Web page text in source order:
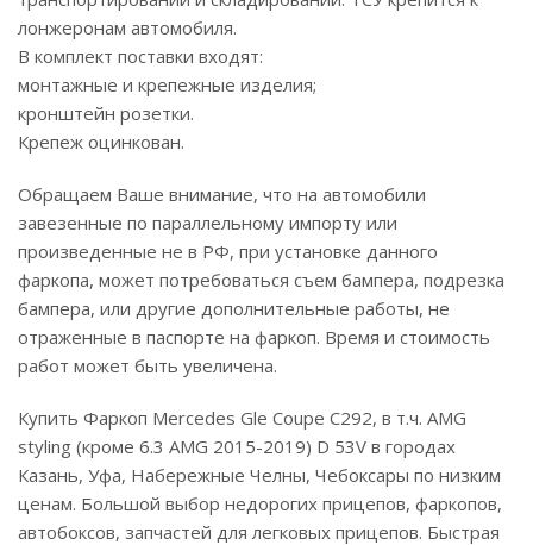
лонжеронам автомобиля.
В комплект поставки входят:
монтажные и крепежные изделия;
кронштейн розетки.
Крепеж оцинкован.
Обращаем Ваше внимание, что на автомобили
завезенные по параллельному импорту или
произведенные не в РФ, при установке данного
фаркопа, может потребоваться съем бампера, подрезка
бампера, или другие дополнительные работы, не
отраженные в паспорте на фаркоп. Время и стоимость
работ может быть увеличена.
Купить Фаркоп Mercedes Gle Coupe C292, в т.ч. AMG
styling (кроме 6.3 AMG 2015-2019) D 53V в городах
Казань, Уфа, Набережные Челны, Чебоксары по низким
ценам. Большой выбор недорогих прицепов, фаркопов,
автобоксов, запчастей для легковых прицепов. Быстрая